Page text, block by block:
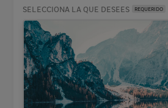
SELECCIONA LA QUE DESEES REQUERIDO